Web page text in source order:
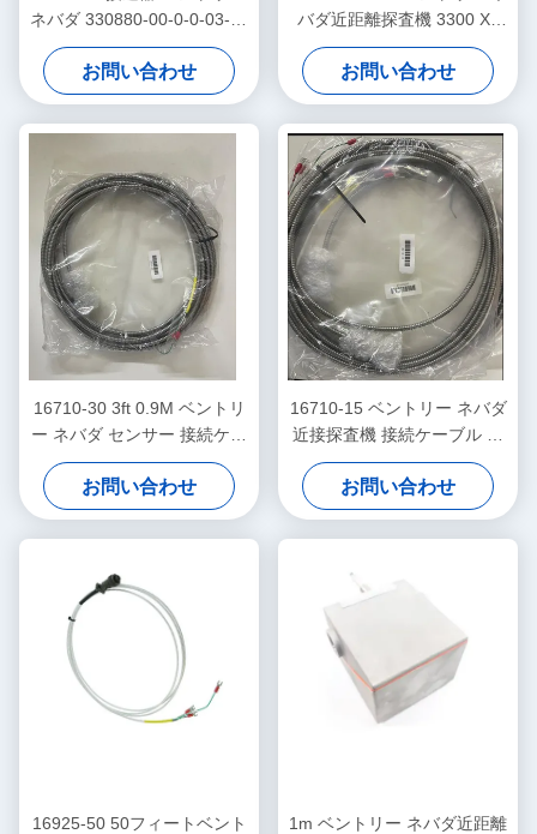
ネバダ 330880-00-0-0-03-02
PROXPAC 接近変数器組
お問い合わせ
バダ近距離探査機 3300 XL
高温近距離センサー
お問い合わせ
16710-30 3ft 0.9M ベントリ
ー ネバダ センサー 接続ケー
ブル
お問い合わせ
16710-15 ベントリー ネバダ
近接探査機 接続ケーブル 装
甲 -15 - C
お問い合わせ
16925-50 50フィートベント
1m ベントリー ネバダ近距離